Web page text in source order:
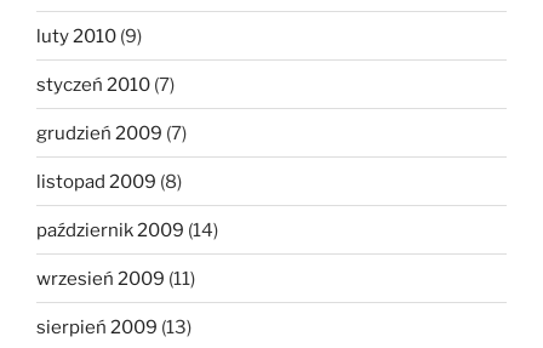
luty 2010 (9)
styczeń 2010 (7)
grudzień 2009 (7)
listopad 2009 (8)
październik 2009 (14)
wrzesień 2009 (11)
sierpień 2009 (13)